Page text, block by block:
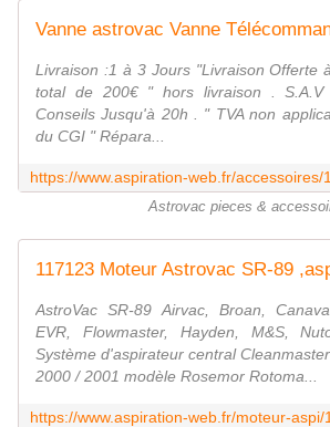
Livraison :1 à 3 Jours "Livraison Offerte
total de 200€ " hors livraison .
Conseils Jusqu'à 20h . " TVA non
du CGI " Répara...
Astrovac pieces &
AstroVac SR-89 Airvac, Broan,
EVR, Flowmaster, Hayden, M&S,
Système d'aspirateur central
2000 / 2001 modèle Rosemor Rotoma...